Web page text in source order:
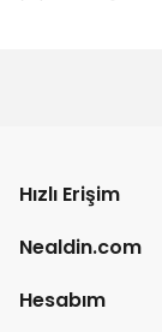
Hızlı Erişim
Nealdin.com
Hesabım